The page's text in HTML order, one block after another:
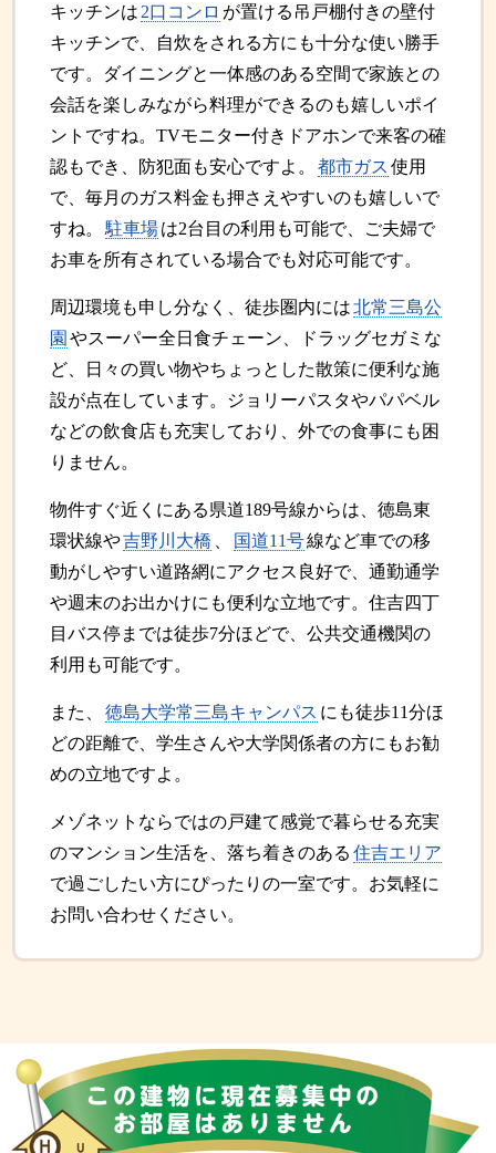
キッチンは 2口コンロ が置ける吊戸棚付きの壁付
キッチンで、自炊をされる方にも十分な使い勝手
です。ダイニングと一体感のある空間で家族との
会話を楽しみながら料理ができるのも嬉しいポイ
ントですね。TVモニター付きドアホンで来客の確
認もでき、防犯面も安心ですよ。
都市ガス 使用
で、毎月のガス料金も押さえやすいのも嬉しいで
すね。
駐車場は2台目の利用も可能で、ご夫婦で
お車を所有されている場合でも対応可能です。
周辺環境も申し分なく、徒歩圏内には北常三島公
園 やスーパー全日食チェーン、ドラッグセガミな
ど、日々の買い物やちょっとした散策に便利な施
設が点在しています。ジョリーパスタやパパベル
などの飲食店も充実しており、外での食事にも困
りません。
物件すぐ近くにある県道189号線からは、徳島東
環状線や吉野川大橋 国道11号線など車での移
動がしやすい道路網にアクセス良好で、通勤通学
や週末のお出かけにも便利な立地です。住吉四丁
目バス停までは徒歩7分ほどで、公共交通機関の
利用も可能です。
また、 徳島大学常三島キャンパス にも徒歩11分ほ
どの距離で、学生さんや大学関係者の方にもお勧
めの立地ですよ。
メゾネットならではの戸建て感覚で暮らせる充実
のマンション生活を、落ち着きのある 住吉エリア
で過ごしたい方にぴったりの一室です。お気軽に
お問い合わせください。